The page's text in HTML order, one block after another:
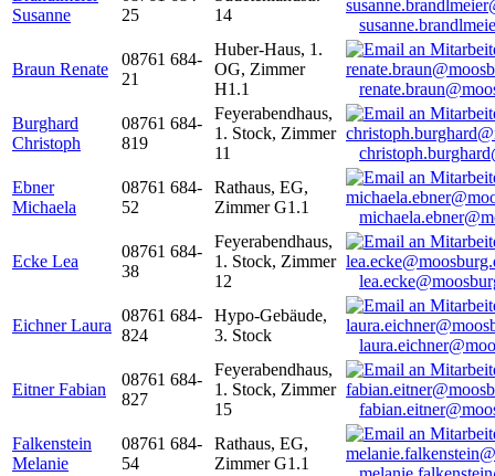
Susanne
25
14
Braun Renate
08761 684-
21
Huber-Haus, 1.
OG, Zimmer
H1.1
Burghard
Christoph
08761 684-
819
Feyerabendhaus,
1. Stock, Zimmer
11
Ebner
Michaela
08761 684-
52
Rathaus, EG,
Zimmer G1.1
Ecke Lea
08761 684-
38
Feyerabendhaus,
1. Stock, Zimmer
12
Eichner Laura
08761 684-
824
Hypo-Gebäude,
3. Stock
Eitner Fabian
08761 684-
827
Feyerabendhaus,
1. Stock, Zimmer
15
Falkenstein
Melanie
08761 684-
54
Rathaus, EG,
Zimmer G1.1